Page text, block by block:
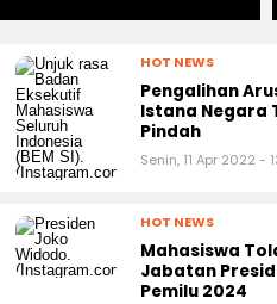
HOT NEWS
Pengalihan
Istana Negara
Pindah
Senin, 11 Apr 2022 -
HOT NEWS
Mahasiswa
Jabatan
Pemilu 2024